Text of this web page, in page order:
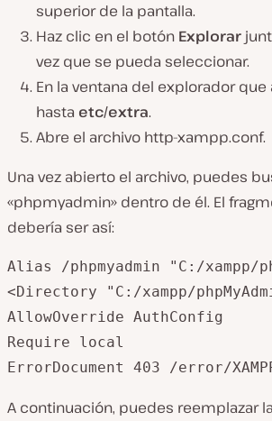
superior de la pantalla.
Haz clic en el botón Explorar
vez que se pueda seleccionar.
En la ventana del explorador que
hasta etc/extra.
Abre el archivo http-xampp.conf.
Una vez abierto el archivo, puedes
«phpmyadmin» dentro de él. El
debería ser así:
Alias /phpmyadmin "C:/xampp/
<Directory "C:/xampp/
AllowOverride AuthConfig
Require local
A continuación, puedes reemplazar